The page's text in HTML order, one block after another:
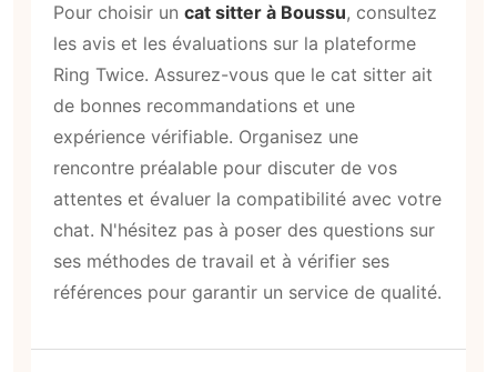
Pour choisir un cat sitter à Boussu, consultez
les avis et les évaluations sur la plateforme
Ring Twice. Assurez-vous que le cat sitter ait
de bonnes recommandations et une
expérience vérifiable. Organisez une
rencontre préalable pour discuter de vos
attentes et évaluer la compatibilité avec votre
chat. N'hésitez pas à poser des questions sur
ses méthodes de travail et à vérifier ses
références pour garantir un service de qualité.